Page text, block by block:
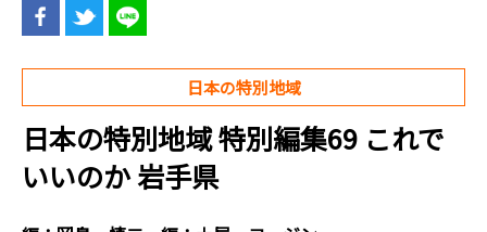
日本の特別地域
日本の特別地域 特別編集69 これで
いいのか 岩手県